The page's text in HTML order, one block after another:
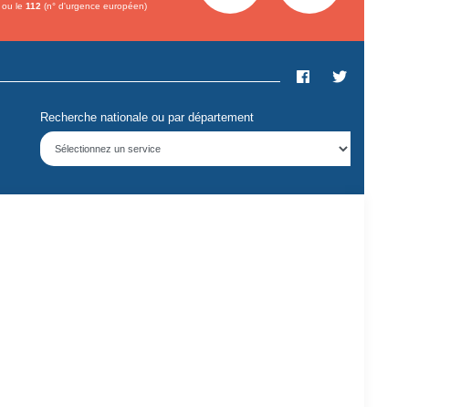
ou le112 (n° d'urgence européen)
Recherche nationale ou par département